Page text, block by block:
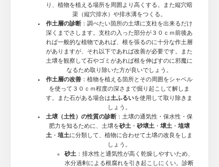
り、植物を植える場所を周囲より高くする。また縦穴暗
渠（縦穴排水）や排水溝をつくる。
作土層の診断 ：調べたい箇所の土壌に支柱を出来るだけ
深くまでさします。支柱の入った部分が３０ｃｍ前後あ
れば一般的な植物であれば、根を張るのに十分な作土層
がありますが、それ以下であれば改善が必要です。また
土壌を観察して石やゴミがあれば根を伸ばすのに邪魔に
なるため取り除いた方が良いでしょう。
作土層の改善 ：植物を植える箇所とその周囲をシャベル
を使って３０ｃｍ程度の深さまで掘り起こして解しま
す。また石がある場合は土ふるいを使用して取り除きま
しょう。
土壌（土性）の性質の診断 ：土壌の通気性・保水性・保
肥力を知るために、土壌を砂土 ・ 砂壌土 ・ 壌土 ・ 埴壌
土 ・ 埴土に分類して、植物に合わせて土壌の改良をしま
しょう。
砂土 ：排水性と通気性が高く乾燥しやすいため、
水分過剰による根腐れを引き起こしにくい。診断